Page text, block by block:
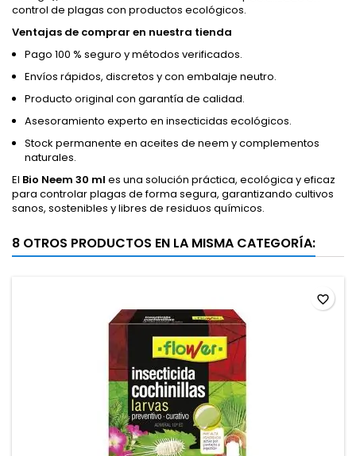
control de plagas con productos ecológicos.
Ventajas de comprar en nuestra tienda
Pago 100 % seguro y métodos verificados.
Envíos rápidos, discretos y con embalaje neutro.
Producto original con garantía de calidad.
Asesoramiento experto en insecticidas ecológicos.
Stock permanente en aceites de neem y complementos
naturales.
El Bio Neem 30 ml es una solución práctica, ecológica y eficaz
para controlar plagas de forma segura, garantizando cultivos
sanos, sostenibles y libres de residuos químicos.
8 OTROS PRODUCTOS EN LA MISMA CATEGORÍA:
favorite_border